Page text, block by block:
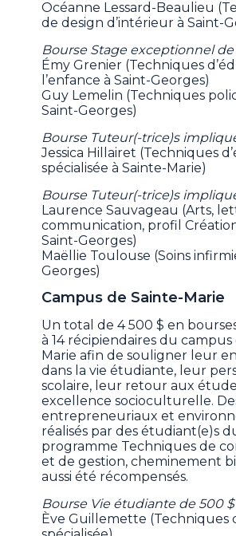
Océanne Lessard-Beaulieu
de design d’intérieur à Saint-
Bourse Stage exceptionnel de
Émy Grenier (Techniques
l’enfance à Saint-Georges)
Guy Lemelin (Techniques
Saint-Georges)
Bourse Tuteur(-trice)s
Jessica Hillairet (Techniques
spécialisée à Sainte-Marie)
Bourse Tuteur(-trice)s
Laurence Sauvageau (Arts,
communication, profil
Saint-Georges)
Maëllie Toulouse (Soins
Georges)
Campus de Sainte-Marie
Un total de 4 500 $ en
à 14 récipiendaires du campus
Marie afin de souligner leur
dans la vie étudiante, leur
scolaire, leur retour aux
excellence socioculturelle.
entrepreneuriaux et
réalisés par des étudiant(e)s
programme Techniques de
et de gestion, cheminement
aussi été récompensés.
Bourse Vie étudiante de 500 $
Ève Guillemette (Techniques